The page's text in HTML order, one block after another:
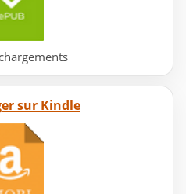
sur Kindle